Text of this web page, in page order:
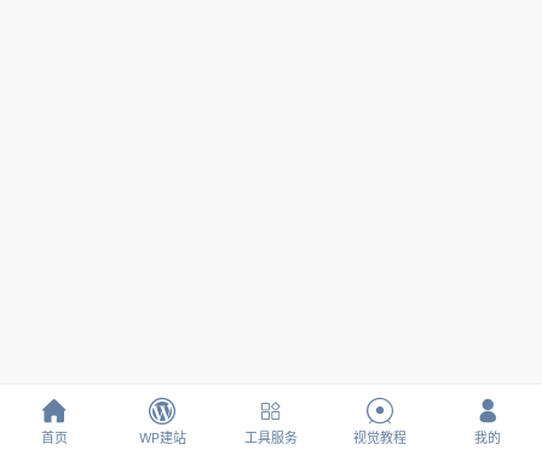

首页

WP建站

工具服务

视觉教程

我的